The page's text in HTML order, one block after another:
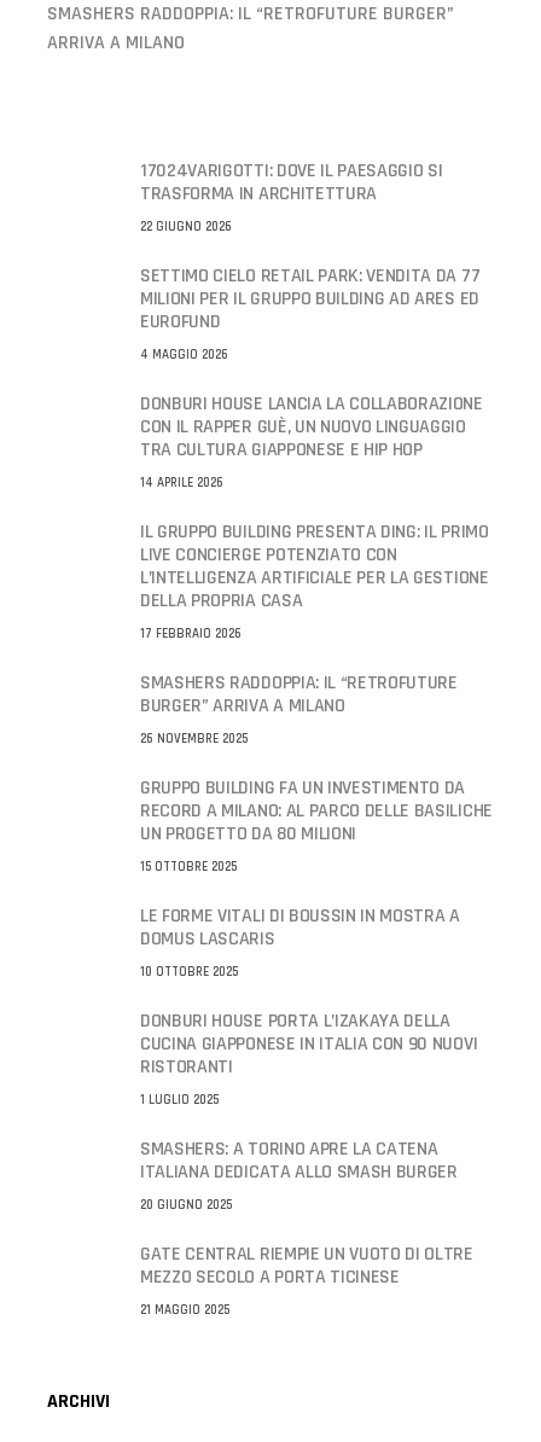
SMASHERS RADDOPPIA: IL “RETROFUTURE BURGER”
ARRIVA A MILANO
17024VARIGOTTI: DOVE IL PAESAGGIO SI
TRASFORMA IN ARCHITETTURA
22 GIUGNO 2026
SETTIMO CIELO RETAIL PARK: VENDITA DA 77
MILIONI PER IL GRUPPO BUILDING AD ARES ED
EUROFUND
4 MAGGIO 2026
DONBURI HOUSE LANCIA LA COLLABORAZIONE
CON IL RAPPER GUÈ, UN NUOVO LINGUAGGIO
TRA CULTURA GIAPPONESE E HIP HOP
14 APRILE 2026
IL GRUPPO BUILDING PRESENTA DING: IL PRIMO
LIVE CONCIERGE POTENZIATO CON
L’INTELLIGENZA ARTIFICIALE PER LA GESTIONE
DELLA PROPRIA CASA
17 FEBBRAIO 2026
SMASHERS RADDOPPIA: IL “RETROFUTURE
BURGER” ARRIVA A MILANO
26 NOVEMBRE 2025
GRUPPO BUILDING FA UN INVESTIMENTO DA
RECORD A MILANO: AL PARCO DELLE BASILICHE
UN PROGETTO DA 80 MILIONI
15 OTTOBRE 2025
LE FORME VITALI DI BOUSSIN IN MOSTRA A
DOMUS LASCARIS
10 OTTOBRE 2025
DONBURI HOUSE PORTA L’IZAKAYA DELLA
CUCINA GIAPPONESE IN ITALIA CON 90 NUOVI
RISTORANTI
1 LUGLIO 2025
SMASHERS: A TORINO APRE LA CATENA
ITALIANA DEDICATA ALLO SMASH BURGER
20 GIUGNO 2025
GATE CENTRAL RIEMPIE UN VUOTO DI OLTRE
MEZZO SECOLO A PORTA TICINESE
21 MAGGIO 2025
ARCHIVI